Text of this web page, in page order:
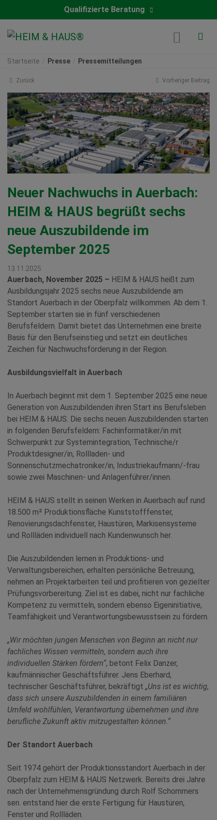
Qualifizierte Beratung
Startseite Presse Pressemitteilungen
Zurück Vorheriger Beitrag
Neuer Nachwuchs in Auerbach:
HEIM & HAUS begrüßt sechs
neue Auszubildende im
September 2025
13.11.2025
Auerbach, November 2025 – HEIM & HAUS heißt zum
Ausbildungsjahr 2025 sechs neue Auszubildende am
Standort Auerbach in der Oberpfalz willkommen. Ab dem 1.
September starten sie in fünf verschiedenen
Berufsfeldern. Damit bietet das Unternehmen eine breite
Basis für den Berufseinstieg und setzt ein deutliches
Zeichen für Nachwuchsförderung in der Region.
Ausbildungsvielfalt in Auerbach
In Auerbach beginnt mit dem 1. September 2025 eine neue
Generation von Auszubildenden ihren Start ins Berufsleben
bei HEIM & HAUS. Die sechs neuen Auszubildenden starten
in folgenden Berufsfeldern: Fachinformatiker/in mit
Schwerpunkt zur Systemintegration, Technische/r
Produktdesigner/in, Rollladen- und
Sonnenschutzmechatroniker/in, Industriekaufmann/-frau
sowie zwei Maschinen- und Anlagenführer/innen.
HEIM & HAUS stellt in seinen Werken in Auerbach auf rund
18.500 m² Produktionsfläche Kunststofffenster,
Renovierungsdachfenster, Haustüren, Markisensysteme
und Rollläden individuell nach Kundenwunsch her.
Die Auszubildenden lernen in Produktions- und
Verwaltungsbereichen, erhalten persönliche Betreuung,
nehmen an Projektarbeiten teil und profitieren von gezielter
Prüfungsvorbereitung. Ziel ist es dabei, nicht nur fachliche
Kompetenz zu vermitteln, sondern ebenso Eigeninitiative,
Teamfähigkeit und Verantwortungsbewusstsein zu fördern.
„Wir möchten jungen Menschen von Beginn an nicht nur
fachliches Wissen vermitteln, sondern auch ihre
individuellen Stärken fördern“, betont Felix Danzer,
kaufmännischer Geschäftsführer. Jens Eberhard,
technischer Geschäftsführer, bekräftigt „Uns ist es wichtig,
dass sich unsere Auszubildenden in einem familiären
Umfeld wohlfühlen, Verantwortung übernehmen und ihre
berufliche Zukunft aktiv mitzugestalten können.“
Der Standort Auerbach
Seit 1974 gehört der Produktionsstandort Auerbach in der
Oberpfalz zum HEIM & HAUS Netzwerk. Bereits drei Jahre
nach der Unternehmensgründung durch Rolf Schommers
sen. entstand hier die erste Fertigung für Haustüren,
Fenster und Rollläden.